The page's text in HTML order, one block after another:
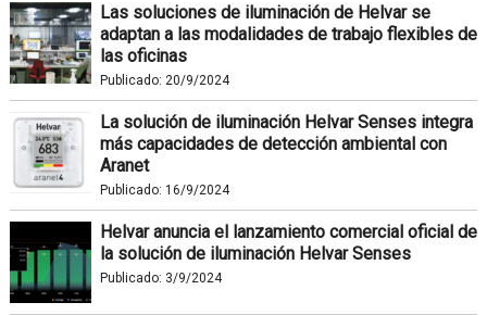
Las soluciones de iluminación de Helvar se
adaptan a las modalidades de trabajo flexibles de
las oficinas
Publicado: 20/9/2024
La solución de iluminación Helvar Senses integra
más capacidades de detección ambiental con
Aranet
Publicado: 16/9/2024
Helvar anuncia el lanzamiento comercial oficial de
la solución de iluminación Helvar Senses
Publicado: 3/9/2024